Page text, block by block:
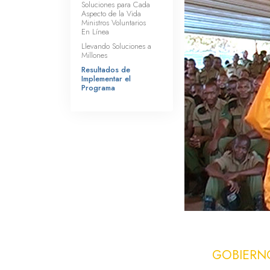
Soluciones para Cada
Aspecto de la Vida
Ministros Voluntarios
En Línea
Llevando Soluciones a
Millones
Resultados de
Implementar el
Programa